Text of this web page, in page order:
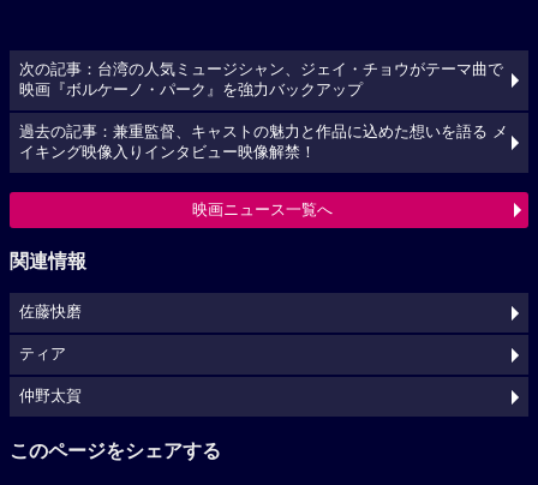
次の記事：台湾の人気ミュージシャン、ジェイ・チョウがテーマ曲で
映画『ボルケーノ・パーク』を強力バックアップ
過去の記事：兼重監督、キャストの魅力と作品に込めた想いを語る メ
イキング映像入りインタビュー映像解禁！
映画ニュース一覧へ
関連情報
佐藤快磨
ティア
仲野太賀
このページをシェアする